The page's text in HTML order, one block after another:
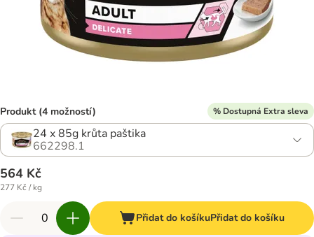
Produkt (4 možností) % Dostupná Extra sleva
24 x 85g krůta paštika
662298.1
564 Kč
277 Kč / kg
Přidat do košíkuPřidat do košíku